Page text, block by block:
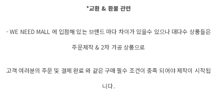
*교환 & 환불 관련
- WE NEED MALL 에 입점해 있는 브랜드 마다 차이가 있을수 있으나 대다수 상품들은
주문제작 & 2차 가공 상품으로
고객 여러분의 주문 및 결제 완료 와 같은 구매 필수 조건이 충족 되어야 제작이 시작됩
니다.